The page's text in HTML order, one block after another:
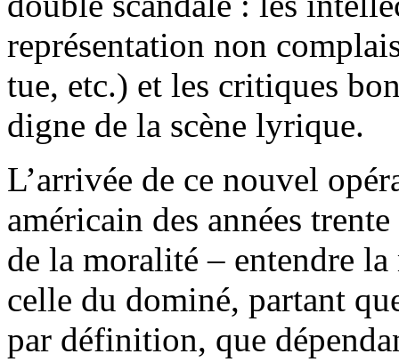
représentation non
tue, etc.) et les critiques
digne de la scène lyrique.
L’arrivée de ce nouvel
américain des années
de la moralité – entendre
celle du dominé, partant
par définition, que